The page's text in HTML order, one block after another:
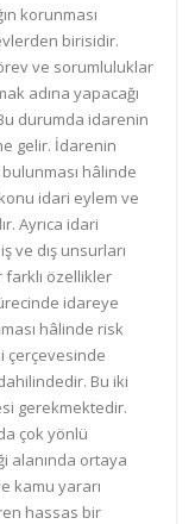
korunması
birisidir.
ve sorumluluklar
adına yapacağı
durumda idarenin
gelir. İdarenin
hâlinde
idari eylem ve
Ayrıca idari
ve dış unsurları
farklı özellikler
idareye
hâlinde risk
çerçevesinde
Bu iki
gerekmektedir.
çok yönlü
alanında ortaya
kamu yararı
hassas bir